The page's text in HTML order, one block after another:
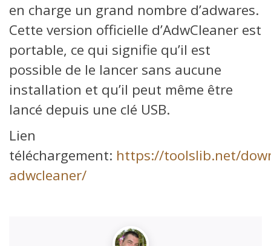
en charge un grand nombre d’adwares.
Cette version officielle d’AdwCleaner est
portable, ce qui signifie qu’il est
possible de le lancer sans aucune
installation et qu’il peut même être
lancé depuis une clé USB.
Lien
téléchargement: https://toolslib.net/
adwcleaner/